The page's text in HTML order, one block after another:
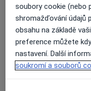
Detaily
Vyšetření močových
Detaily
Vyšetření moči
soubory cookie (nebo
shromažďování údajů
obsahu na základě
preference můžete
nastavení. Další
soukromí a souborů